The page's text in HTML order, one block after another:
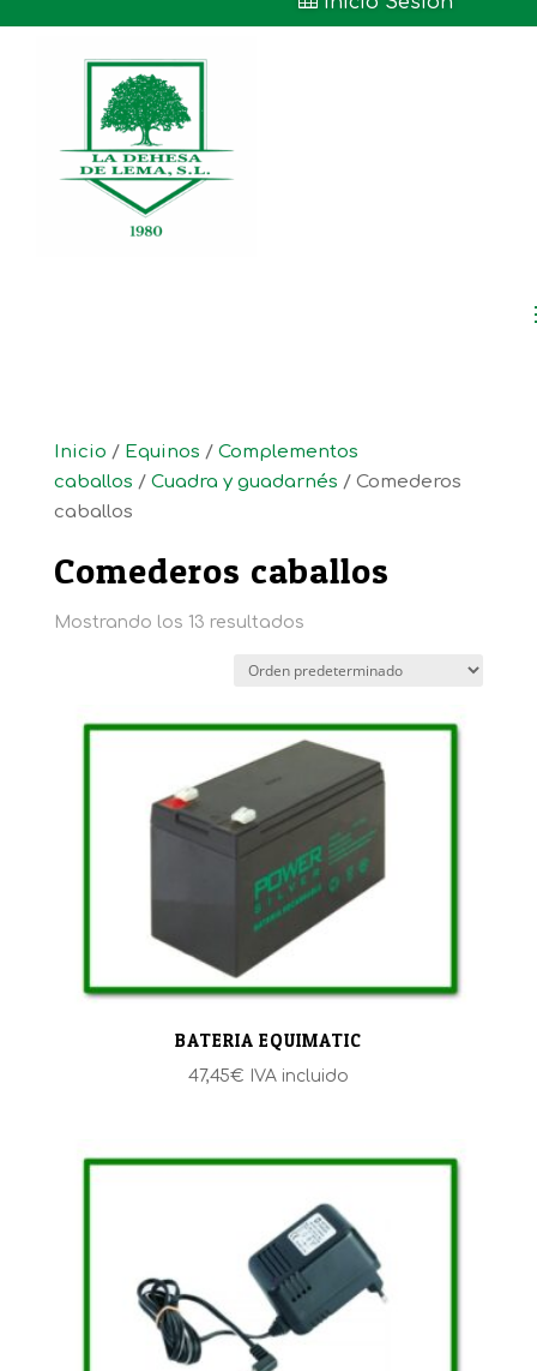
Inicio / Equinos / Complementos
caballos / Cuadra y guadarnés / Comederos
caballos
Comederos caballos
Mostrando los 13 resultados
BATERIA EQUIMATIC
47,45€ IVA incluido